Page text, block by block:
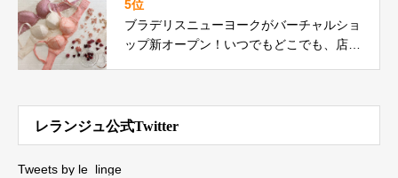
5位
ブラデリスニューヨークがバーチャルショ
ップ新オープン！いつでもどこでも、店舗
を開始。
レランジュ公式Twitter
Tweets by le_linge_